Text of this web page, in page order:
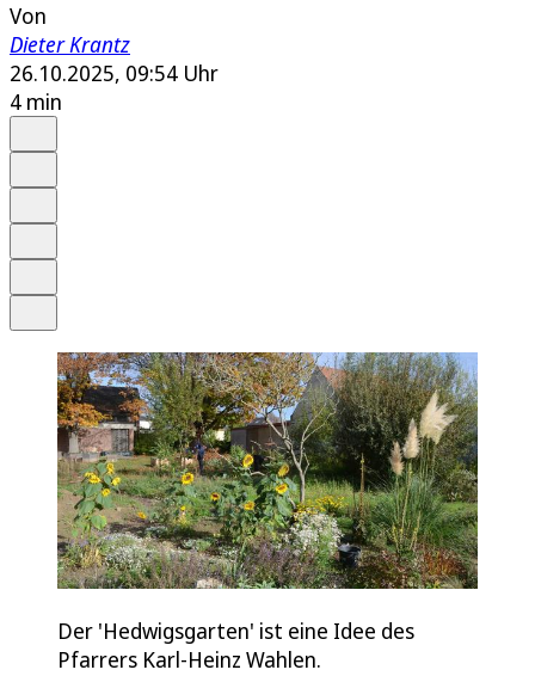
Von
Dieter Krantz
26.10.2025, 09:54 Uhr
4 min
Der 'Hedwigsgarten' ist eine Idee des
Pfarrers Karl-Heinz Wahlen.